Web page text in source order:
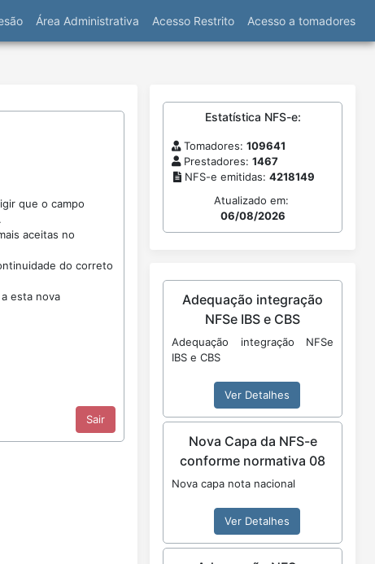
Área Administrativa Acesso Restrito Acesso a tomadores
que o campo
.
aceitas no
do correto
esta nova
Estatística NFS-e:
Tomadores: 109641
Prestadores: 1467
NFS-e emitidas: 4218149
Atualizado em:
06/08/2026
Adequação integração
NFSe IBS e CBS
Adequação integração NFSe
IBS e CBS
Ver Detalhes
Nova Capa da NFS-e
conforme normativa 08
Nova capa nota nacional
Ver Detalhes